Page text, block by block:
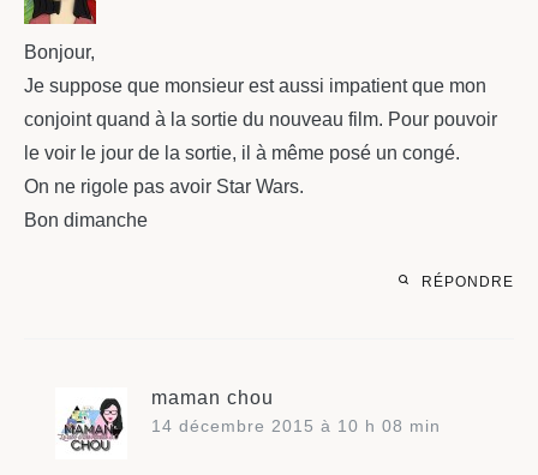
Bonjour,
Je suppose que monsieur est aussi impatient que mon
conjoint quand à la sortie du nouveau film. Pour pouvoir
le voir le jour de la sortie, il à même posé un congé.
On ne rigole pas avoir Star Wars.
Bon dimanche
RÉPONDRE
maman chou
14 décembre 2015 à 10 h 08 min